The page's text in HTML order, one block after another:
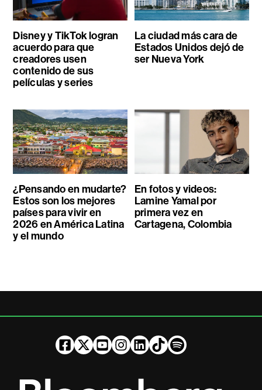
Disney y TikTok logran
acuerdo para que
creadores usen
contenido de sus
películas y series
La ciudad más cara de
Estados Unidos dejó de
ser Nueva York
¿Pensando en mudarte?
Estos son los mejores
países para vivir en
2026 en América Latina
y el mundo
En fotos y videos:
Lamine Yamal por
primera vez en
Cartagena, Colombia